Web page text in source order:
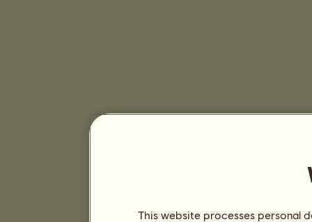
This website processes personal